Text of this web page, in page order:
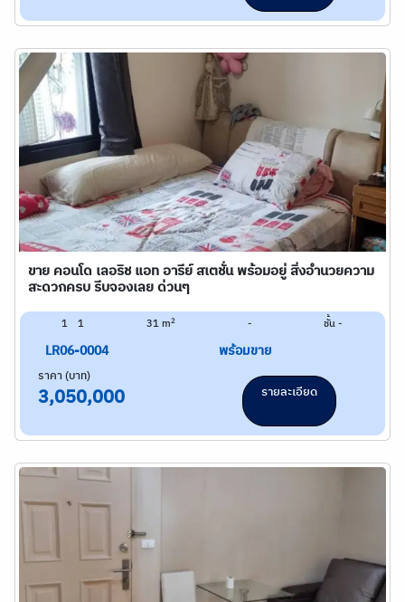
ขาย คอนโด เลอริช แอท อารีย์ สเตชั่น พร้อมอยู่ สิ่งอำนวยความ
สะดวกครบ รีบจองเลย ด่วนๆ
1 1 31 m2 - ชั้น -
LR06-0004 พร้อมขาย
ราคา (บาท)
3,050,000 รายละเอียด